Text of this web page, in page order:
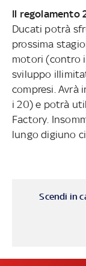
Il regolamento
Ducati potrà
prossima
motori (contro i
sviluppo
compresi.
i 20) e potrà
Factory.
lungo digiuno
Scendi in